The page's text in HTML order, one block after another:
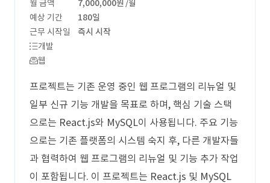
월 금액 7,000,000원 /월
예상 기간
180일
근무 시작일
즉시 시작
개발
웹
프로젝트는 기존 운영 중인 웹 프로그램의 리뉴얼 및
일부 신규 기능 개발을 목표로 하며, 핵심 기술 스택
으로는 React.js와 MySQL이 사용됩니다. 주요 기능
으로는 기존 플랫폼의 시스템 숙지 후, 다른 개발자들
과 협력하여 웹 프로그램의 리뉴얼 및 기능 추가 작업
이 포함됩니다. 이 프로젝트는 React.js 및 MySQL